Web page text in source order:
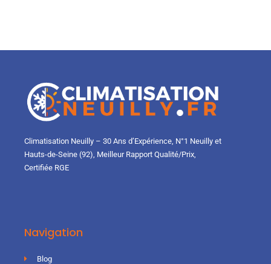
Climatisation Neuilly – 30 Ans d’Expérience, N°1 Neuilly et
Hauts-de-Seine (92), Meilleur Rapport Qualité/Prix,
Certifiée RGE
Navigation
Blog